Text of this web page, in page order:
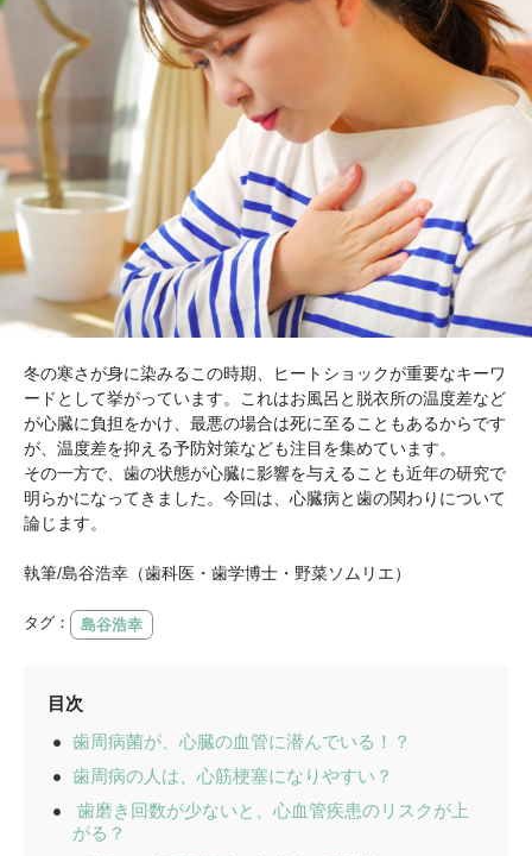
冬の寒さが身に染みるこの時期、ヒートショックが重要なキーワ
ードとして挙がっています。これはお風呂と脱衣所の温度差など
が心臓に負担をかけ、最悪の場合は死に至ることもあるからです
が、温度差を抑える予防対策なども注目を集めています。
その一方で、歯の状態が心臓に影響を与えることも近年の研究で
明らかになってきました。今回は、心臓病と歯の関わりについて
論じます。
執筆/島谷浩幸（歯科医・歯学博士・野菜ソムリエ）
タグ： 島谷浩幸
目次
歯周病菌が、心臓の血管に潜んでいる！？
歯周病の人は、心筋梗塞になりやすい？
歯磨き回数が少ないと、心血管疾患のリスクが上
がる？